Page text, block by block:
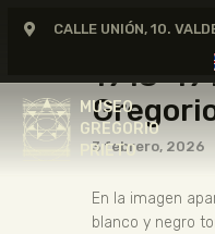
CALLE UNIÓN, 10.
MUSEO
GREGORIO
PRIETO
MUSEO
1918-
3 febrero, 2026
En la imagen
blanco y negro